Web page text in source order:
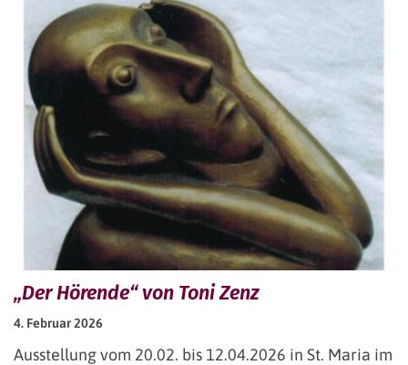
„Der Hörende“ von Toni Zenz
4. Februar 2026
Ausstellung vom 20.02. bis 12.04.2026 in St. Maria im